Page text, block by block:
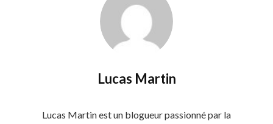
Lucas Martin
Lucas Martin est un blogueur passionné par la